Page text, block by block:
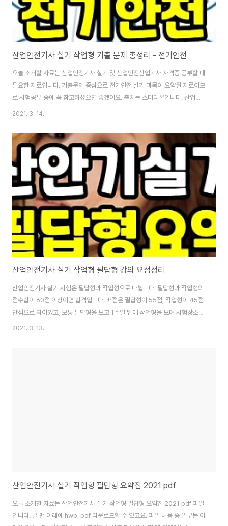
산업안전기사 실기 작업형 기출 문제 총정리 - 전기안전
오늘 소개할 자료는 산업안전기사 실기 및 산업안전산업기사 자격증 공부할 때
필요한 자료입니다. 기출문제 중심으로 전기안전 실기 과목이 요약된 자료이므
로 시험공부 중에 꼭 참고하셨으면 좋겠어요. 출처는 스터디온입니다. 산업안
전기사 자격증은 기계, 금속, 전기, 화학, 목재 등 모든 제조 업체 등 생산 관리
들 보호하고 안심하고 일 할 수 있는 환경을 만드는 데에 필요한 전문적 지식을
갖춘 사람들을 양성하기 위해 한국산업인력공단이 시행하고 있습니다. 다운로
드할 수 있는 pdf, hwp 파일은 바로 위에 있고요. 위 파일은 6가지 대분류로
이뤄져 있습니다. 참고로, 출력해서 보는 걸 추천해요. 산업안전기사 실기 (작
업형) - 전기안전 1...
2021. 3. 14.
산업안전기사 실기 작업형 필답형 강의 요점정리
산업안전기사 실기 시험은 필답형과 작업형으로 나뉩니다. 필답형과 작업형의
점수합이 60점 이상이면 합격입니다. 배점은 필답형이 55점, 작업형이 45점
만점으로 되어있고, 보통 필답형을 보고 1주일 뒤에 작업형을 보며 시험장소는
다릅니다. 오늘 소개할 자료는 산업안전기사 실기 작업형 필답형 강의 요점정
2021. 3. 13.
산업안전기사 실기 작업형 필답형 요약집 2021 pdf
오늘 소개할 자료는 산업안전기사 실기 작업형 필답형 요약집 2021 pdf 파일
입니다. 글 맨 아래에 hwp, pdf 다운로드할 수 있고요. 파일 내용 중 일부는 아